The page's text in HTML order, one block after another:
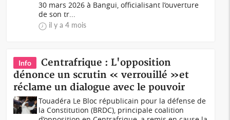
30 mars 2026 à Bangui, officialisant l’ouverture
de son tr...
il y a 4 mois
Info
Centrafrique : L'opposition
dénonce un scrutin « verrouillé »et
réclame un dialogue avec le pouvoir
Touadéra Le Bloc républicain pour la défense de
la Constitution (BRDC), principale coalition